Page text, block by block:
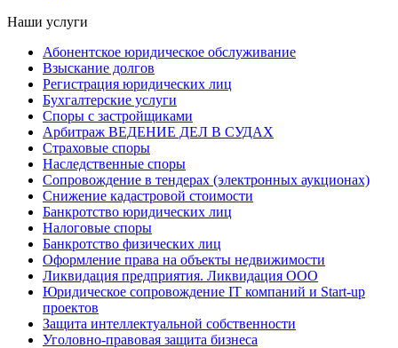
Наши услуги
Абонентское юридическое обслуживание
Взыскание долгов
Регистрация юридических лиц
Бухгалтерские услуги
Споры с застройщиками
Арбитраж ВЕДЕНИЕ ДЕЛ В СУДАХ
Страховые споры
Наследственные споры
Сопровождение в тендерах (электронных аукционах)
Снижение кадастровой стоимости
Банкротство юридических лиц
Налоговые споры
Банкротство физических лиц
Оформление права на объекты недвижимости
Ликвидация предприятия. Ликвидация ООО
Юридическое сопровождение IT компаний и Start-up
проектов
Защита интеллектуальной собственности
Уголовно-правовая защита бизнеса